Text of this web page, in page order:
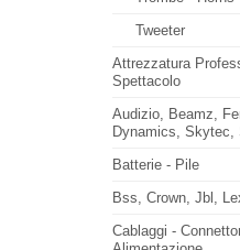
Tweeter
Attrezzatura
Spettacolo
Audizio, Beamz,
Dynamics, Skytec,
Batterie - Pile
Bss, Crown, Jbl,
Cablaggi -